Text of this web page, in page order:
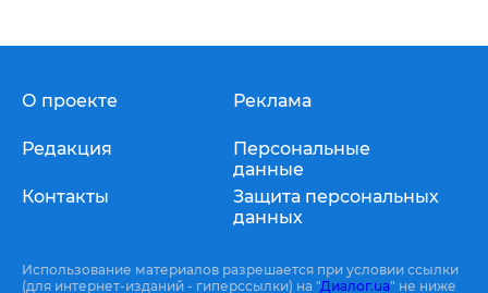
О проекте
Редакция
Контакты
Реклама
Персональные
данные
Защита персональных
данных
Использование материалов разрешается при условии ссылки
(для интернет-изданий - гиперссылки) на "Диалог.ua" не ниже